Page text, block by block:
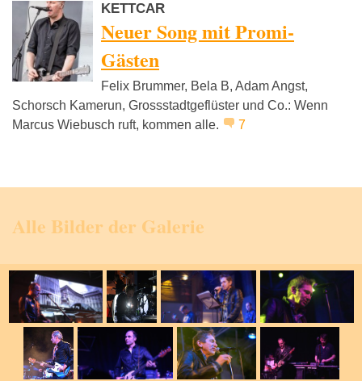
KETTCAR
Neuer Song mit Promi-
Gästen
Felix Brummer, Bela B, Adam Angst,
Schorsch Kamerun, Grossstadtgeflüster und Co.: Wenn
Marcus Wiebusch ruft, kommen alle.
7
Alle Bilder der Galerie